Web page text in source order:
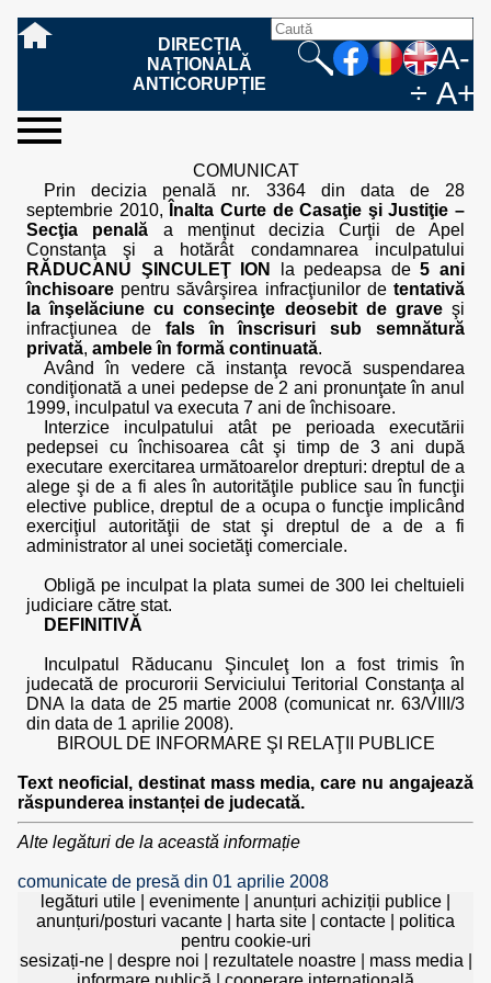
DIRECȚIA
NAȚIONALĂ
ANTICORUPȚIE
A-
÷ A+
înseamnă
fapta de
corupție
sesizați
o faptă
de
corupție?
este
protejat
cel care
denunță?
trebuie
să
conțină o
sesizare?
procesului
penal
urmează
după ce
sesizez
o faptă
de
corupție?
drepturile și
obligațiile
persoanelor
în procesul
penal?
sprijiniți
DNA
oferind
date
despre
posibile
fapte de
corupție?
lucrează
la DNA?
se
ocupă
DNA?
de
informații
ale DNA
teritoriale
legal
financiare
și achiziții
publice
umane
instituțională
noastre
de
activitate
penale
definitive
în cauze
de
corupție
media
informare
și relații
publice -
Contacte
de presă
acreditare
la
replică
publică
responsabilă
cu
informarea
publică
solicitare
informații
în baza
Legii
544/2001
anual
privind
aplicarea
Legii
544/2001
544/2001
și norme
de
aplicare
datelor
cu
caracter
personal
de
contestare
răspunsului
oferit în
baza Legii
544/2001
internațională
internaționale
internațional
COMUNICAT
Prin decizia penală nr. 3364 din data de 28
septembrie 2010,
Înalta Curte de Casaţie şi Justiţie –
Secţia penală a menţinut decizia Curţii de Apel
Constanţa şi a hotărât condamnarea inculpatului
RĂDUCANU ŞINCULEŢ ION
la pedeapsa de5 ani
închisoare pentru săvârşirea infracţiunilor de tentativă
la înşelăciune cu consecinţe deosebit de graveşi
infracţiunea de fals în înscrisuri sub semnătură
privată, ambele în formă continuată.
Având în vedere că instanţa revocă suspendarea
condiţionată a unei pedepse de 2 ani pronunţate în anul
1999, inculpatul va executa 7 ani de închisoare.
Interzice inculpatului atât pe perioada executării
pedepsei cu închisoarea cât şi timp de 3 ani după
executare exercitarea următoarelor drepturi: dreptul de a
alege şi de a fi ales în autorităţile publice sau în funcţii
elective publice, dreptul de a ocupa o funcţie implicând
exerciţiul autorităţii de stat şi dreptul de a de a fi
administrator al unei societăţi comerciale.
Obligă pe inculpat la plata sumei de 300 lei cheltuieli
judiciare către stat.
DEFINITIVĂ
Inculpatul Răducanu Şinculeţ Ion a fost trimis în
judecată de procurorii Serviciului Teritorial Constanţa al
DNA la data de 25 martie 2008 (comunicat nr. 63/VIII/3
din data de 1 aprilie 2008).
BIROUL DE INFORMARE ŞI RELAŢII PUBLICE
Text neoficial, destinat mass media, care nu angajează
răspunderea instanței de judecată.
Alte legături de la această informație
comunicate de presă din 01 aprilie 2008
legături utile
evenimente anunțuri achiziții publice
anunțuri/posturi vacante
harta site contacte
politica
pentru cookie-uri
sesizați-ne| despre noi rezultatele noastre| mass media